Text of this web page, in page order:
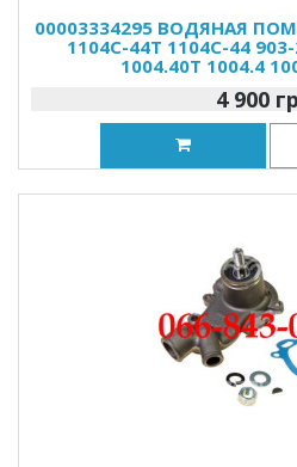
00003334295 ВОДЯНАЯ
1104C-44T 1104C-44
1004.40T 1004.4
4 900